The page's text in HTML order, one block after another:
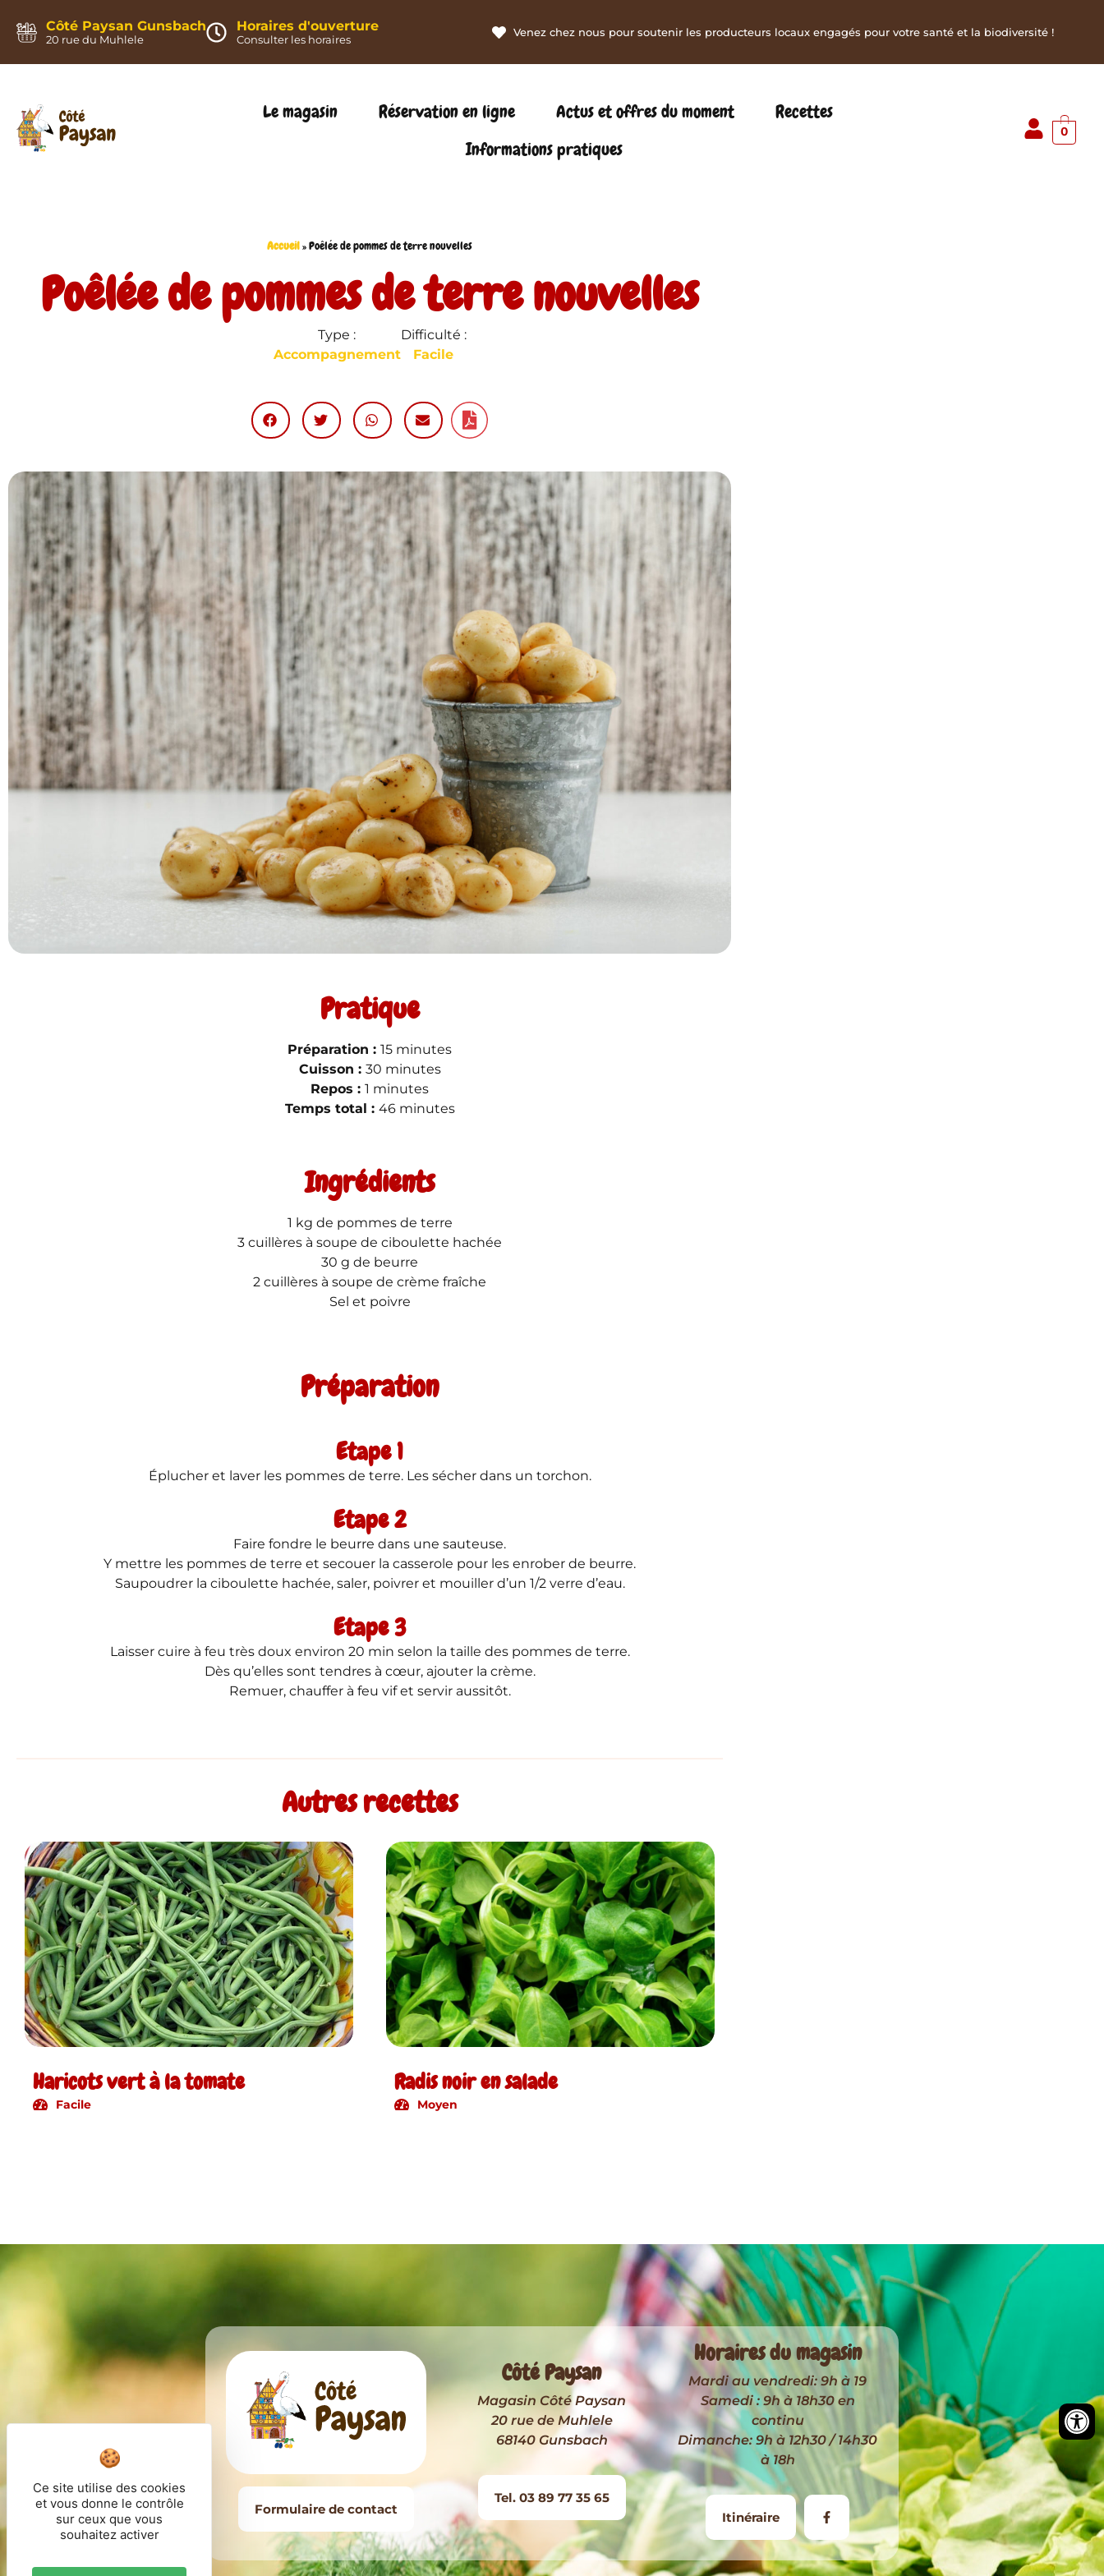
Côté Paysan Gunsbach
20 rue du Muhlele
Horaires d'ouverture
Consulter les horaires
Venez chez nous pour soutenir les producteurs locaux engagés pour votre santé et la biodiversité !
Le magasin Réservation en ligne Actus et offres du moment
Recettes
Informations pratiques
0
Accueil»Poêlée de pommes de terre nouvelles
Poêlée de pommes de terre nouvelles
Type :
Accompagnement
Difficulté :
Facile
Pratique
Préparation : 15 minutes
Cuisson : 30 minutes
Repos : 1 minutes
Temps total : 46 minutes
Ingrédients
1 kg de pommes de terre
3 cuillères à soupe de ciboulette hachée
30 g de beurre
2 cuillères à soupe de crème fraîche
Sel et poivre
Préparation
Etape 1
Éplucher et laver les pommes de terre. Les sécher dans un torchon.
Etape 2
Faire fondre le beurre dans une sauteuse.
Y mettre les pommes de terre et secouer la casserole pour les enrober de beurre.
Saupoudrer la ciboulette hachée, saler, poivrer et mouiller d’un 1/2 verre d’eau.
Etape 3
Laisser cuire à feu très doux environ 20 min selon la taille des pommes de terre.
Dès qu’elles sont tendres à cœur, ajouter la crème.
Remuer, chauffer à feu vif et servir aussitôt.
Autres recettes
Haricots vert à la tomate
Facile
Radis noir en salade
Moyen
Formulaire de contact
Côté Paysan
Magasin Côté Paysan
20 rue de Muhlele
68140 Gunsbach
Tel. 03 89 77 35 65
Horaires du magasin
Mardi au vendredi: 9h à 19
Samedi : 9h à 18h30 en
continu
Dimanche: 9h à 12h30 / 14h30
à 18h
Itinéraire
Ce site utilise des cookies
et vous donne le contrôle
sur ceux que vous
souhaitez activer